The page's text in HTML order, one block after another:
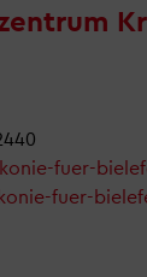
fuer-
fuer-